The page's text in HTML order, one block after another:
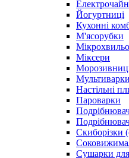
Йогуртниці
Кухонні
М'ясорубки
Міксери
Мультиварки
Настільні
Пароварки
Скиборізки
Сушарки для